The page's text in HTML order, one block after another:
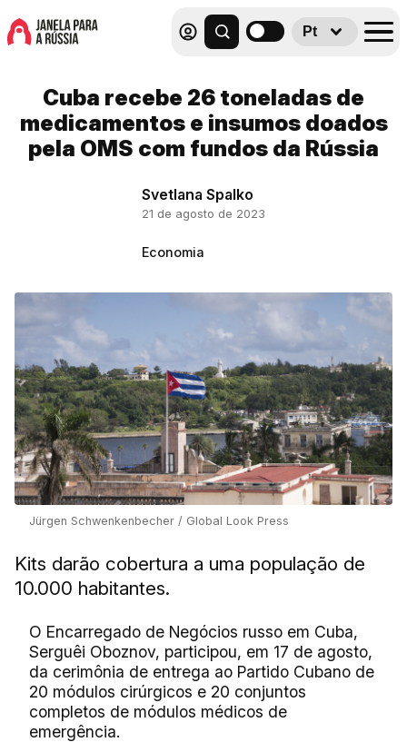
Pt
Cuba recebe 26 toneladas de
medicamentos e insumos doados
pela OMS com fundos da Rússia
Svetlana Spalko
21 de agosto de 2023
Economia
Jürgen Schwenkenbecher / Global Look Press
Kits darão cobertura a uma população de
10.000 habitantes.
O Encarregado de Negócios russo em Cuba,
Serguêi Oboznov, participou, em 17 de agosto,
da cerimônia de entrega ao Partido Cubano de
20 módulos cirúrgicos e 20 conjuntos
completos de módulos médicos de
emergência.